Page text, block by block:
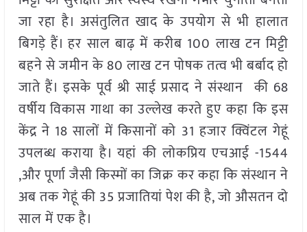
जा रहा है। असंतुलित खाद के उपयोग से भी हालात
बिगड़े हैं। हर साल बाढ़ में करीब 100 लाख टन मिट्टी
बहने से जमीन के 80 लाख टन पोषक तत्व भी बर्बाद हो
जाते हैं। इसके पूर्व श्री साई प्रसाद ने संस्थान की 68
वर्षीय विकास गाथा का उल्लेख करते हुए कहा कि इस
केंद्र ने 18 सालों में किसानों को 31 हजार क्विंटल गेहूं
उपलब्ध कराया है। यहां की लोकप्रिय एचआई -1544
,और पूर्णा जैसी किस्मों का जिक्र कर कहा कि संस्थान ने
अब तक गेहूं की 35 प्रजातियां पेश की है, जो औसतन दो
साल में एक है।